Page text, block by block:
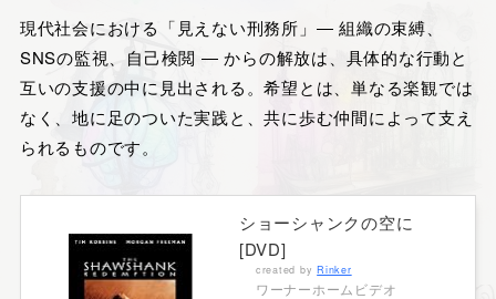
現代社会における「見えない刑務所」― 組織の束縛、
SNSの監視、自己検閲 ― からの解放は、具体的な行動と
互いの支援の中に見出される。希望とは、単なる楽観では
なく、地に足のついた実践と、共に歩む仲間によって支え
られるものです。
ショーシャンクの空に
[DVD]
created byRinker
ワーナーホームビデオ